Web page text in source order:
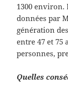
1300 environ.
données par
génération
entre 47 et 75
personnes,
Quelles